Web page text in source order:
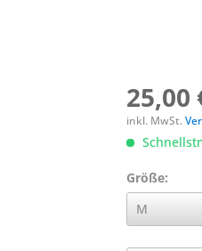
25,00
inkl. MwSt.
Größe: